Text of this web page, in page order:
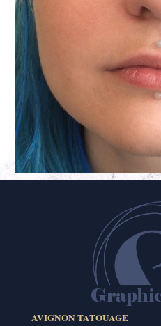
AVIGNON TATOUAGE